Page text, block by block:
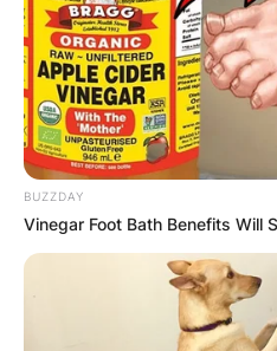
BUZZDAY
Vinegar Foot Bath Benefits Will